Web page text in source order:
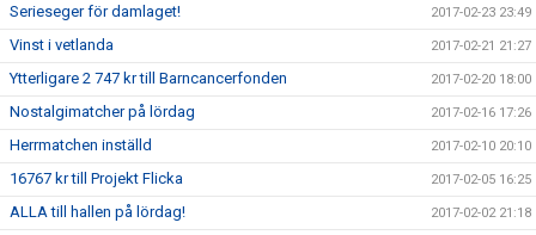
Serieseger för damlaget! 2017-02-23 23:49
Vinst i vetlanda 2017-02-21 21:27
Ytterligare 2 747 kr till Barncancerfonden 2017-02-20 18:00
Nostalgimatcher på lördag 2017-02-16 17:26
Herrmatchen inställd 2017-02-10 20:10
16767 kr till Projekt Flicka 2017-02-05 16:25
ALLA till hallen på lördag! 2017-02-02 21:18